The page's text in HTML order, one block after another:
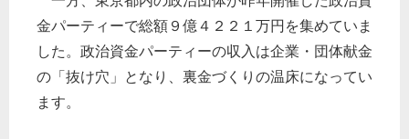
金パーティーで総額９億４２２１万円を集めていま
した。政治資金パーティーの収入は企業・団体献金
の「抜け穴」となり、裏金づくりの温床になってい
ます。